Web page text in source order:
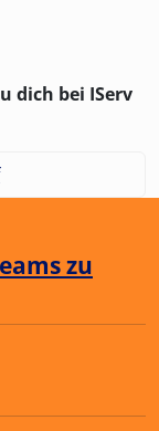
zu
dich bei IServ